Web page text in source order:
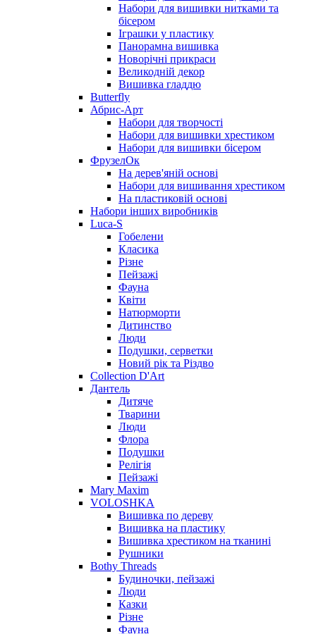
Набори для вишивки нитками та
бісером
Іграшки у пластику
Панорамна вишивка
Новорічні прикраси
Великодній декор
Вишивка гладдю
Butterfly
Абрис-Арт
Набори для творчості
Набори для вишивки хрестиком
Набори для вишивки бісером
ФрузелОк
На дерев'яній основі
Набори для вишивання хрестиком
На пластиковій основі
Набори інших виробників
Luca-S
Гобелени
Класика
Різне
Пейзажі
Фауна
Квіти
Натюрморти
Дитинство
Люди
Подушки, серветки
Новий рік та Різдво
Collection D'Art
Дантель
Дитяче
Тварини
Люди
Флора
Подушки
Релігія
Пейзажі
Mary Maxim
VOLOSHKA
Вишивка по дереву
Вишивка на пластику
Вишивка хрестиком на тканині
Рушники
Bothy Threads
Будиночки, пейзажі
Люди
Казки
Різне
Фауна